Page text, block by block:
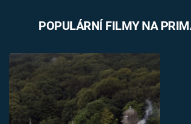
POPULÁRNÍ FILMY NA